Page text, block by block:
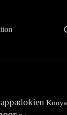
Konya